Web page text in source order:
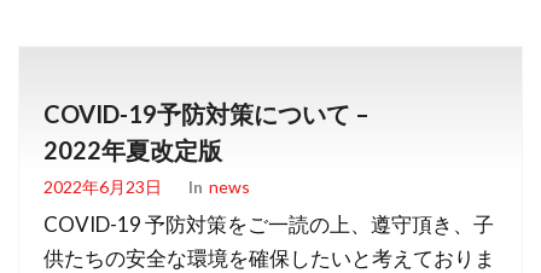
COVID-19予防対策について –
2022年夏改定版
2022年6月23日 In News
COVID-19 予防対策をご一読の上、遵守頂き、子
供たちの安全な環境を確保したいと考えておりま